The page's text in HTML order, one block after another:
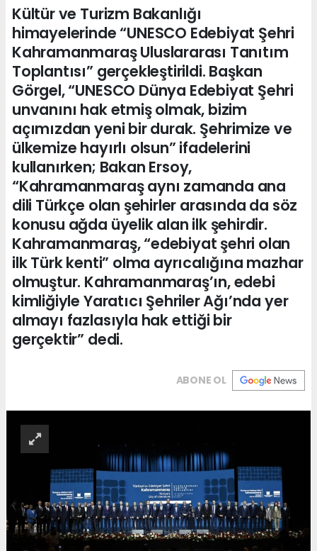
Kültür ve Turizm Bakanlığı
himayelerinde “UNESCO Edebiyat Şehri
Kahramanmaraş Uluslararası Tanıtım
Toplantısı” gerçekleştirildi. Başkan
Görgel, “UNESCO Dünya Edebiyat Şehri
unvanını hak etmiş olmak, bizim
açımızdan yeni bir durak. Şehrimize ve
ülkemize hayırlı olsun” ifadelerini
kullanırken; Bakan Ersoy,
“Kahramanmaraş aynı zamanda ana
dili Türkçe olan şehirler arasında da söz
konusu ağda üyelik alan ilk şehirdir.
Kahramanmaraş, “edebiyat şehri olan
ilk Türk kenti” olma ayrıcalığına mazhar
olmuştur. Kahramanmaraş’ın, edebi
kimliğiyle Yaratıcı Şehriler Ağı’nda yer
almayı fazlasıyla hak ettiği bir
gerçektir” dedi.
ABONE OL